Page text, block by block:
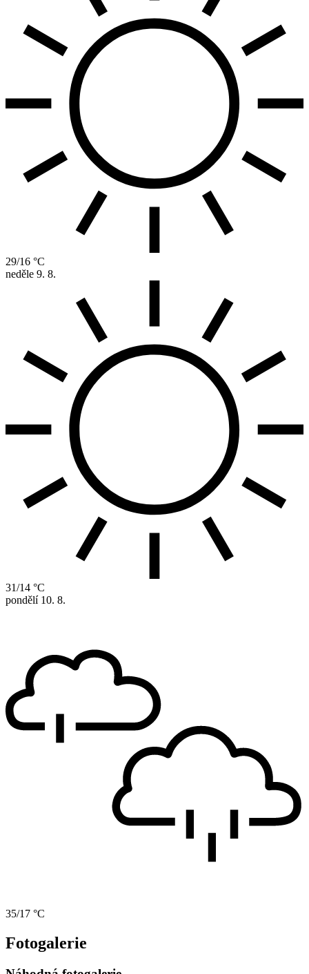
29/16 °C
neděle 9. 8.
31/14 °C
pondělí 10. 8.
35/17 °C
Fotogalerie